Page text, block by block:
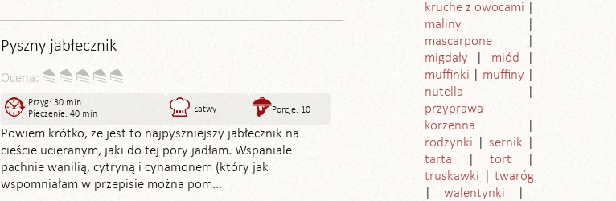
Pyszny jabłecznik
Ocena:
Przyg: 30 min
Pieczenie: 40 min
Łatwy Porcje: 10
Powiem krótko, że jest to najpyszniejszy jabłecznik na
cieście ucieranym, jaki do tej pory jadłam. Wspaniale
pachnie wanilią, cytryną i cynamonem (który jak
wspomniałam w przepisie można pom...
kruche z owocami
maliny
mascarpone
migdały
miód
muffinki
muffiny
nutella
przyprawa
korzenna
rodzynki
sernik
tarta
tort
truskawki
twaróg
walentynki